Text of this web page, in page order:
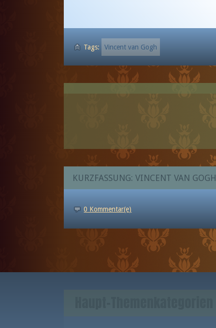
Tags: Vincent van Gogh
KURZFASSUNG: VINCENT VAN GOGH
0 Kommentar(e)